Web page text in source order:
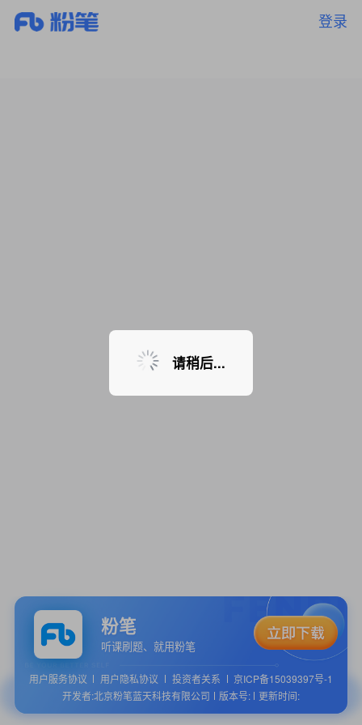
登录
暂无课程，敬请期待
粉笔
听课刷题、就用粉笔
用户服务协议 用户隐私协议 投资者关系
京ICP备15039397号-1
开发者:北京粉笔蓝天科技有限公司
版本号: 更新时间:
请稍后...